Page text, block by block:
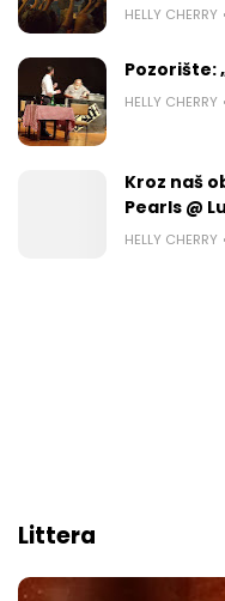
HELLY CHERRY
Pozorište:
HELLY CHERRY
Kroz naš
Pearls @
HELLY CHERRY
Littera